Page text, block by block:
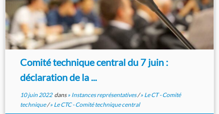
Comité technique central du 7 juin :
déclaration de la ...
10 juin 2022dans» Instances représentatives/» Le CT - Comité
technique/» Le CTC - Comité technique central